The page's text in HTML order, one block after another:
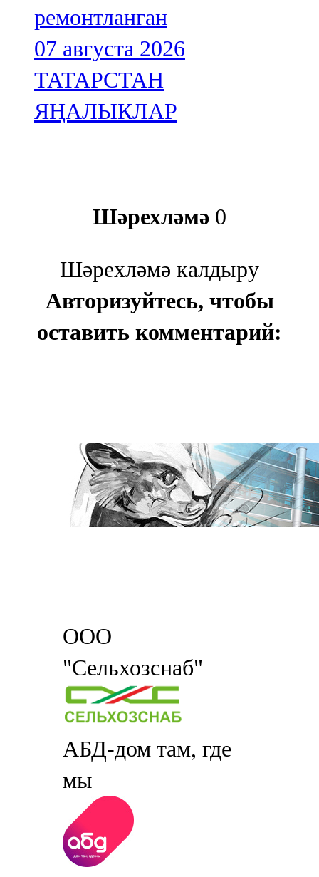
ремонтланган
07 августа 2026
ТАТАРСТАН
ЯҢАЛЫКЛАР
Шәрехләмә 0
Шәрехләмә калдыру
Авторизуйтесь, чтобы
оставить комментарий:
ООО
"Сельхозснаб"
АБД-дом там, где
мы